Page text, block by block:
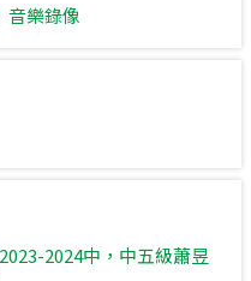
音樂錄像
2024中，中五級蕭昱